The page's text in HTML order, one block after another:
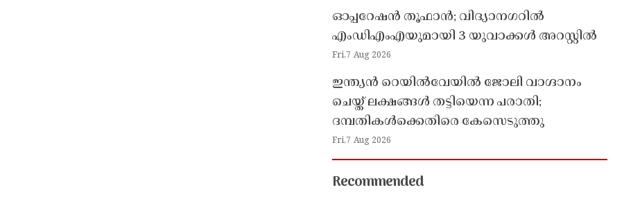
ഓപ്പറേഷൻ തൂഫാൻ; വിദ്യാനഗറിൽ
എംഡിഎംഎയുമായി 3 യുവാക്കൾ അറസ്റ്റിൽ
Fri,7 Aug 2026
ഇന്ത്യൻ റെയിൽവേയിൽ ജോലി വാഗ്ദാനം
ചെയ്ത് ലക്ഷങ്ങൾ തട്ടിയെന്ന പരാതി;
ദമ്പതികൾക്കെതിരെ കേസെടുത്തു
Fri,7 Aug 2026
Recommended